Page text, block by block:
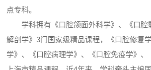
点专科。
学科拥有《口腔颌面外科学》、《口
解剖学》3门国家级精品课程，《口腔修复
学》、《口腔病理学》、《口腔免疫学》、